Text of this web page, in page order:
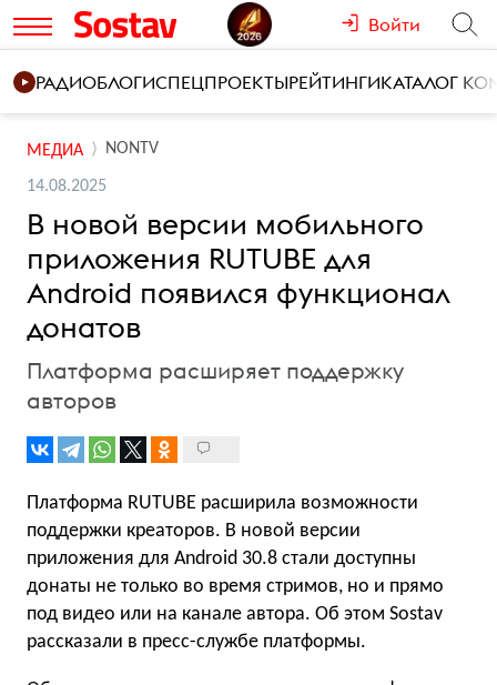
Войти
РАДИОБЛОГИСПЕЦПРОЕКТЫРЕЙТИНГИКАТАЛОГ
МЕДИА NONTV
14.08.2025
В новой версии мобильного
приложения RUTUBE для
Android появился функционал
донатов
Платформа расширяет поддержку
авторов
Платформа RUTUBE расширила возможности
поддержки креаторов. В новой версии
приложения для Android 30.8 стали доступны
донаты не только во время стримов, но и прямо
под видео или на канале автора. Об этом Sostav
рассказали в пресс-службе платформы.